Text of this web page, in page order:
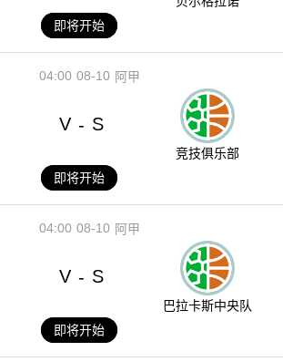
即将开始
08-10
04:00 阿甲
V - S
竞技俱乐部
即将开始
08-10
04:00 阿甲
V - S
巴拉卡斯中央队
即将开始